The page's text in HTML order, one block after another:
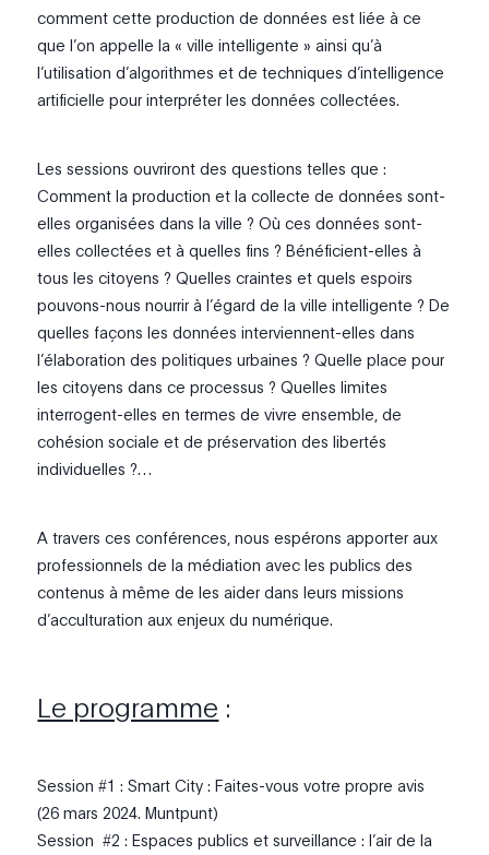
comment cette production de données est liée à ce
que l’on appelle la « ville intelligente » ainsi qu’à
l’utilisation d’algorithmes et de techniques d’intelligence
artificielle pour interpréter les données collectées.
Les sessions ouvriront des questions telles que :
Comment la production et la collecte de données sont-
elles organisées dans la ville ? Où ces données sont-
elles collectées et à quelles fins ? Bénéficient-elles à
tous les citoyens ? Quelles craintes et quels espoirs
pouvons-nous nourrir à l’égard de la ville intelligente ? De
quelles façons les données interviennent-elles dans
l’élaboration des politiques urbaines ? Quelle place pour
les citoyens dans ce processus ? Quelles limites
interrogent-elles en termes de vivre ensemble, de
cohésion sociale et de préservation des libertés
individuelles ?…
A travers ces conférences, nous espérons apporter aux
professionnels de la médiation avec les publics des
contenus à même de les aider dans leurs missions
d’acculturation aux enjeux du numérique.
Le programme :
Session #1 : Smart City : Faites-vous votre propre avis
(26 mars 2024. Muntpunt)
Session #2 : Espaces publics et surveillance : l’air de la